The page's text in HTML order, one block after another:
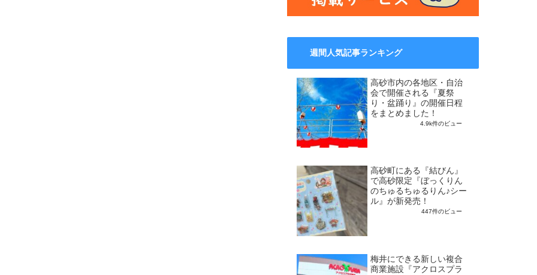
週間人気記事ランキング
高砂市内の各地区・自治
会で開催される『夏祭
り・盆踊り』の開催日程
をまとめました！
4.9k件のビュー
高砂町にある『結びん』
で高砂限定『ぼっくりん
のちゅるちゅるりん♪シー
ル』が新発売！
447件のビュー
梅井にできる新しい複合
商業施設『アクロスプラ